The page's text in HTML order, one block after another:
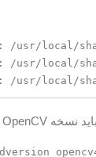
local/
local/
local/